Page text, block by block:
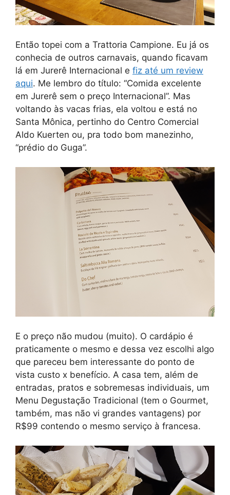
Então topei com a Trattoria Campione. Eu já os
conhecia de outros carnavais, quando ficavam
lá em Jurerê Internacional e fiz até um review
aqui. Me lembro do título: “Comida excelente
em Jurerê sem o preço Internacional”. Mas
voltando às vacas frias, ela voltou e está no
Santa Mônica, pertinho do Centro Comercial
Aldo Kuerten ou, pra todo bom manezinho,
“prédio do Guga”.
E o preço não mudou (muito). O cardápio é
praticamente o mesmo e dessa vez escolhi algo
que pareceu bem interessante do ponto de
vista custo x benefício. A casa tem, além de
entradas, pratos e sobremesas individuais, um
Menu Degustação Tradicional (tem o Gourmet,
também, mas não vi grandes vantagens) por
R$99 contendo o mesmo serviço à francesa.